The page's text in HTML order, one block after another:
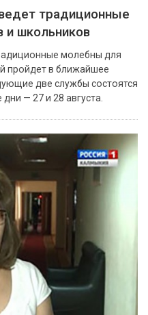
традиционные
и школьников
молебны для
пройдет в ближайшее
две службы состоятся
— 27 и 28 августа.